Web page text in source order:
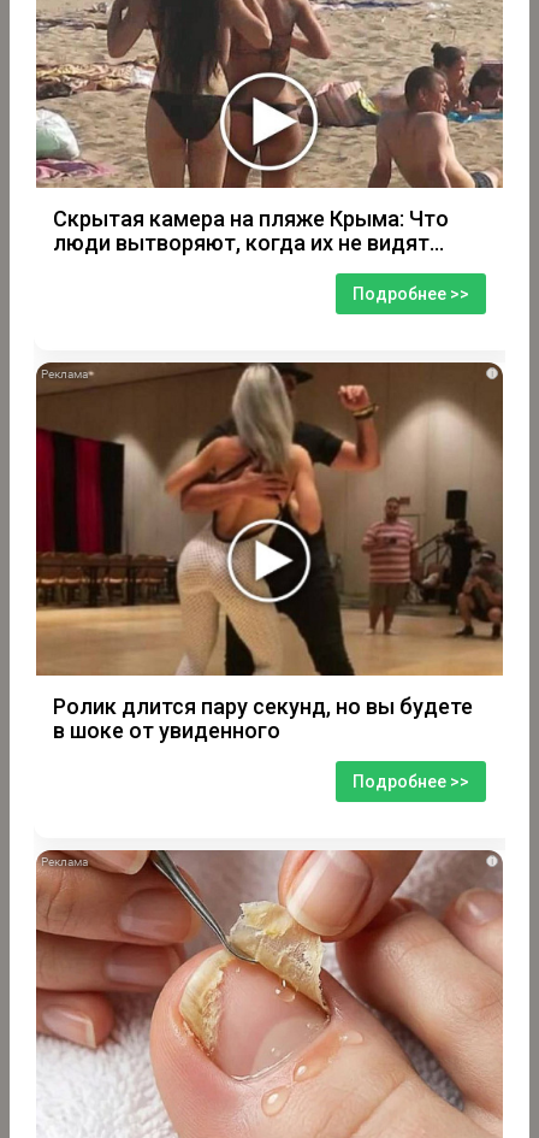
Скрытая камера на пляже Крыма: Что
люди вытворяют, когда их не видят...
Подробнее >>
i
Ролик длится пару секунд, но вы будете
в шоке от увиденного
Подробнее >>
i